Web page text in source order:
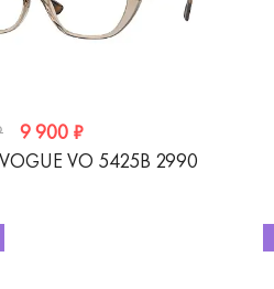
9 900 ₽
VO 5425B 2990